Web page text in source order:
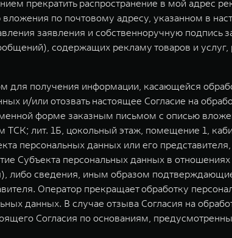
прекратить распространение в мой адрес
по почтовому адресу, указанном в
заявления и собственноручную подпись
содержащих рекламу товаров и
для получения информации, касающейся
и/или отозвать настоящее Согласие на
форме заказным письмом с описью
ТСК; лит. 1Б, цокольный этаж, помещение 1,
персональных данных или его
Субъекта персональных данных в
либо сведения, иным образом
Оператор прекращает обработку
данных. В случае отзыва Согласия на
Согласия по основаниям,